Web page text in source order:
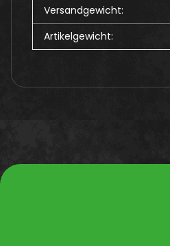
Produkteigenschaft
Wert
Versandgewicht:
Artikelgewicht: